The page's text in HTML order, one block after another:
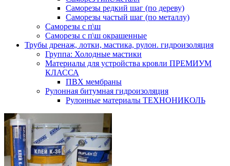
Саморезы редкий шаг (по дереву)
Саморезы частый шаг (по металлу)
Саморезы с п\ш
Саморезы с п\ш окрашенные
Трубы дренаж, лотки, мастика, рулон. гидроизоляция
Группа: Холодные мастики
Материалы для устройства кровли ПРЕМИУМ
КЛАССА
ПВХ мембраны
Рулонная битумная гидроизоляция
Рулонные материалы ТЕХНОНИКОЛЬ